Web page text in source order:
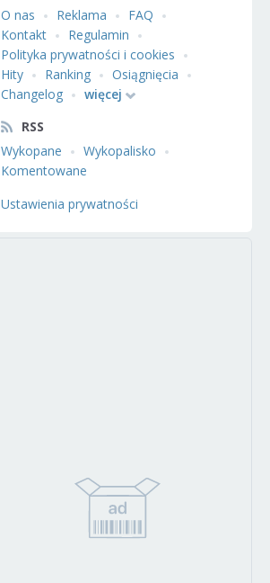
O nas
Reklama
FAQ
Kontakt
Regulamin
Polityka prywatności i cookies
Hity
Ranking
Osiągnięcia
Changelog
więcej
RSS
Wykopane
Wykopalisko
Komentowane
Ustawienia prywatności